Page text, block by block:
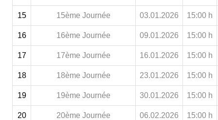
15 15ème Journée 03.01.2026 15:00 h
16 16ème Journée 09.01.2026 15:00 h
17 17ème Journée 16.01.2026 15:00 h
18 18ème Journée 23.01.2026 15:00 h
19 19ème Journée 30.01.2026 15:00 h
20 20ème Journée 06.02.2026 15:00 h